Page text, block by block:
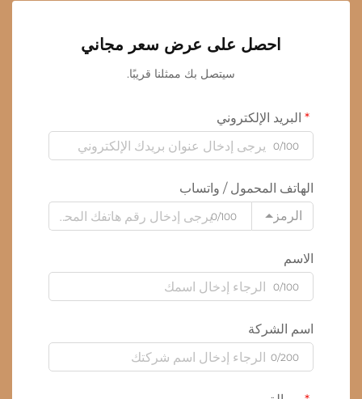
احصل على عرض سعر مجاني
سيتصل بك ممثلنا قريبًا.
البريد الإلكتروني
0/100
الهاتف المحمول / واتساب
الرمز
0/100
الاسم
0/100
اسم الشركة
0/200